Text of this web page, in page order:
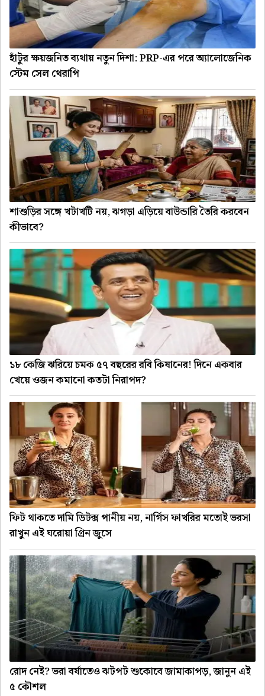
হাঁটুর ক্ষয়জনিত ব্যথায় নতুন দিশা: PRP-এর পরে অ্যালোজেনিক
স্টেম সেল থেরাপি
শাশুড়ির সঙ্গে খটাখটি নয়, ঝগড়া এড়িয়ে বাউন্ডারি তৈরি করবেন
কীভাবে?
১৮ কেজি ঝরিয়ে চমক ৫৭ বছরের রবি কিষানের! দিনে একবার
খেয়ে ওজন কমানো কতটা নিরাপদ?
ফিট থাকতে দামি ডিটক্স পানীয় নয়, নার্গিস ফাখরির মতোই ভরসা
রাখুন এই ঘরোয়া গ্রিন জুসে
রোদ নেই? ভরা বর্ষাতেও ঝটপট শুকোবে জামাকাপড়, জানুন এই
৫ কৌশল